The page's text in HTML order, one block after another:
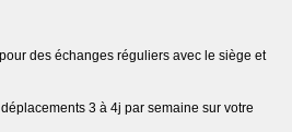
des échanges réguliers avec le siège et
3 à 4j par semaine sur votre